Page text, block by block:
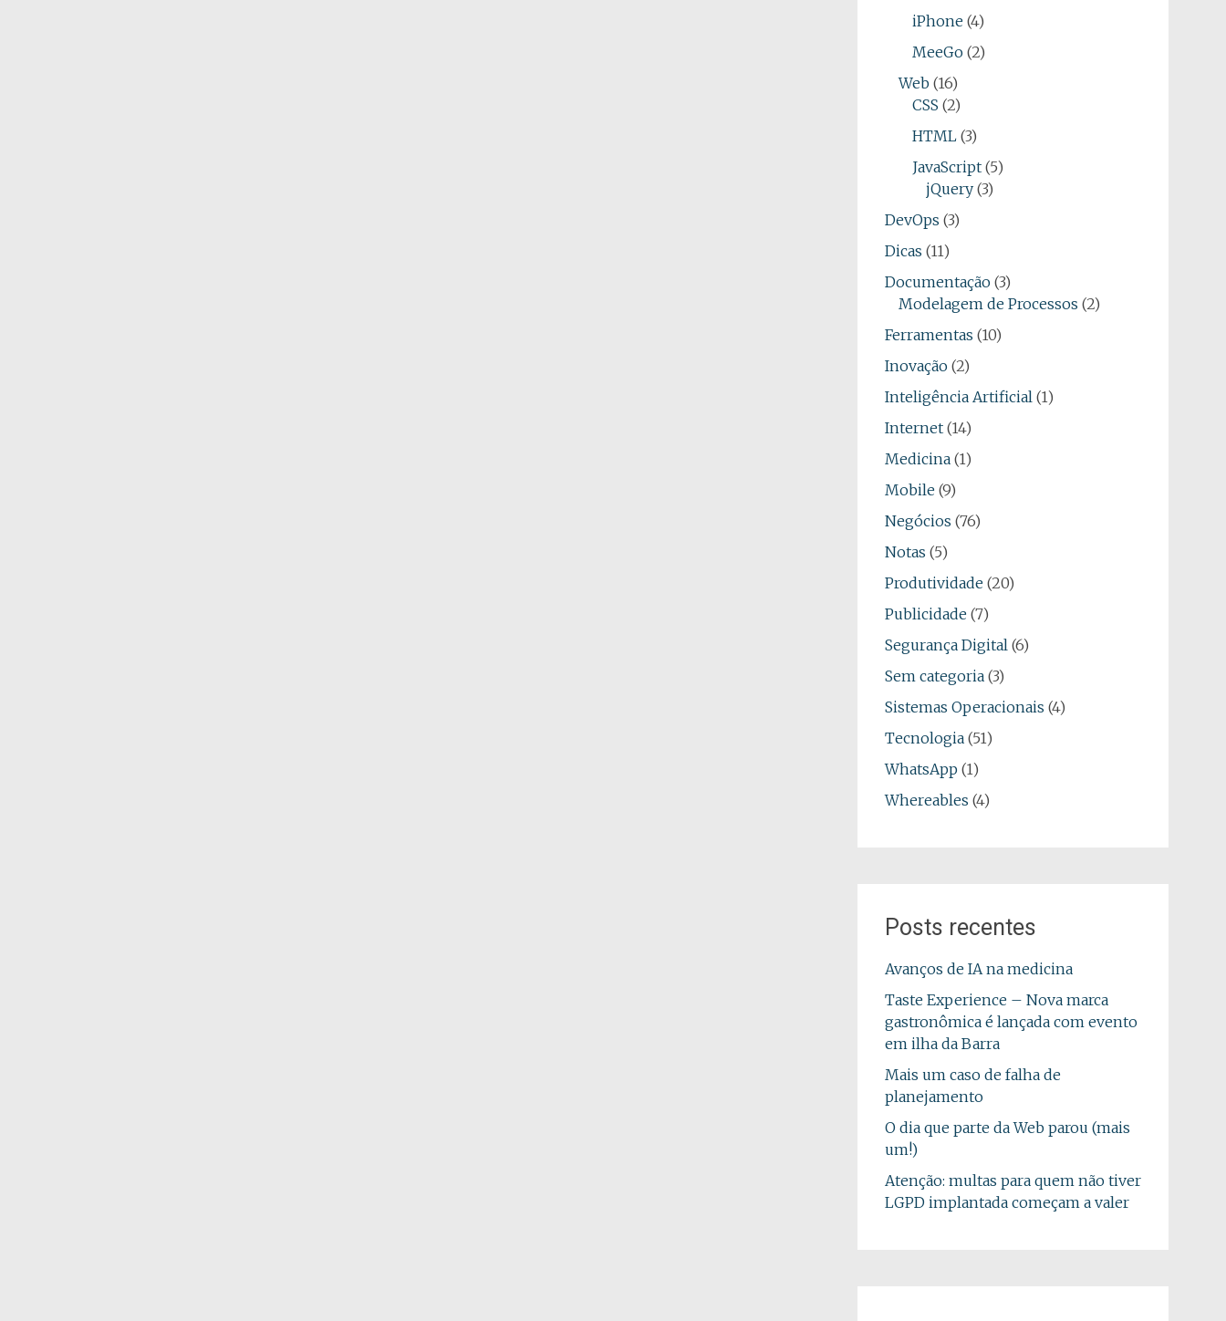
iPhone (4)
MeeGo(2)
Web (16)
CSS (2)
HTML(3)
JavaScript(5)
jQuery(3)
DevOps (3)
Dicas (11)
Documentação(3)
Modelagem de Processos (2)
Ferramentas (10)
Inovação(2)
Inteligência Artificial(1)
Internet(14)
Medicina(1)
Mobile (9)
Negócios (76)
Notas (5)
Produtividade (20)
Publicidade (7)
Segurança Digital(6)
Sem categoria(3)
Sistemas Operacionais (4)
Tecnologia(51)
WhatsApp (1)
Whereables (4)
Posts recentes
Avanços de IA na medicina
Taste Experience – Nova marca
gastronômica é lançada com evento
em ilha da Barra
Mais um caso de falha de
planejamento
O dia que parte da Web parou (mais
um!)
Atenção: multas para quem não tiver
LGPD implantada começam a valer